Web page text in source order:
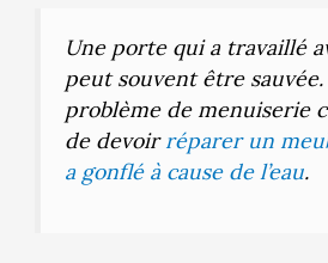
Une porte qui a travaillé
peut souvent être sauvée.
problème de menuiserie
de devoirréparer un
a gonflé à cause de l’eau.